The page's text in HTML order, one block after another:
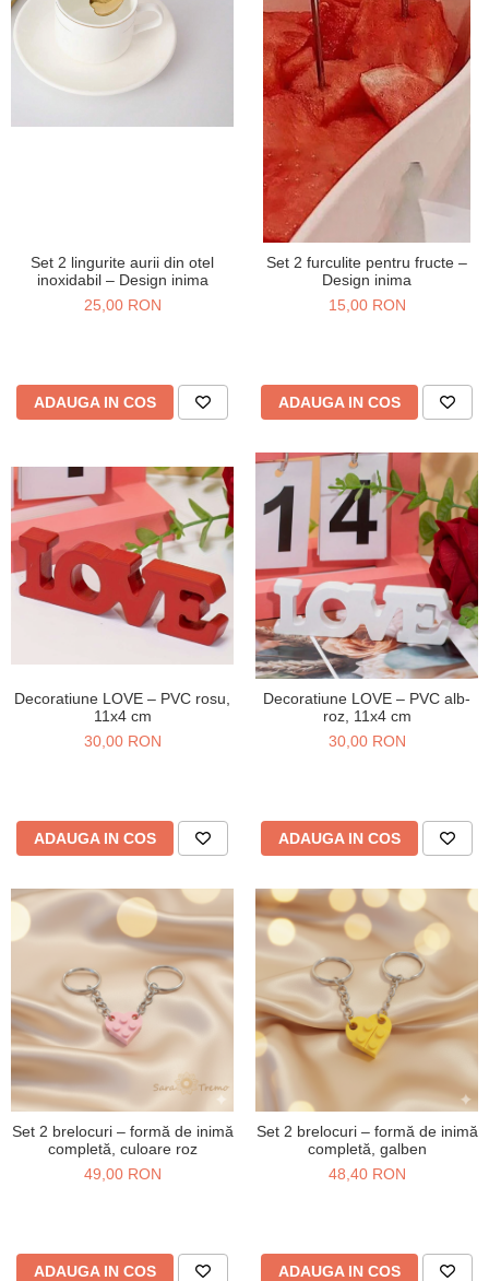
Set 2 lingurite aurii din otel
inoxidabil – Design inima
25,00 RON
ADAUGA IN COS
Set 2 furculite pentru fructe –
Design inima
15,00 RON
ADAUGA IN COS
Decoratiune LOVE – PVC rosu,
11x4 cm
30,00 RON
ADAUGA IN COS
Decoratiune LOVE – PVC alb-
roz, 11x4 cm
30,00 RON
ADAUGA IN COS
Set 2 brelocuri – formă de inimă
completă, culoare roz
49,00 RON
ADAUGA IN COS
Set 2 brelocuri – formă de inimă
completă, galben
48,40 RON
ADAUGA IN COS